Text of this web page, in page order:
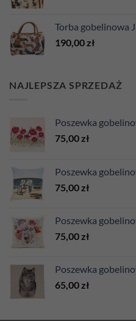
Torba gobelinowa
190,00 zł
NAJLEPSZA SPRZEDAŻ
Poszewka
75,00 zł
Poszewka
75,00 zł
Poszewka
75,00 zł
Poszewka
65,00 zł